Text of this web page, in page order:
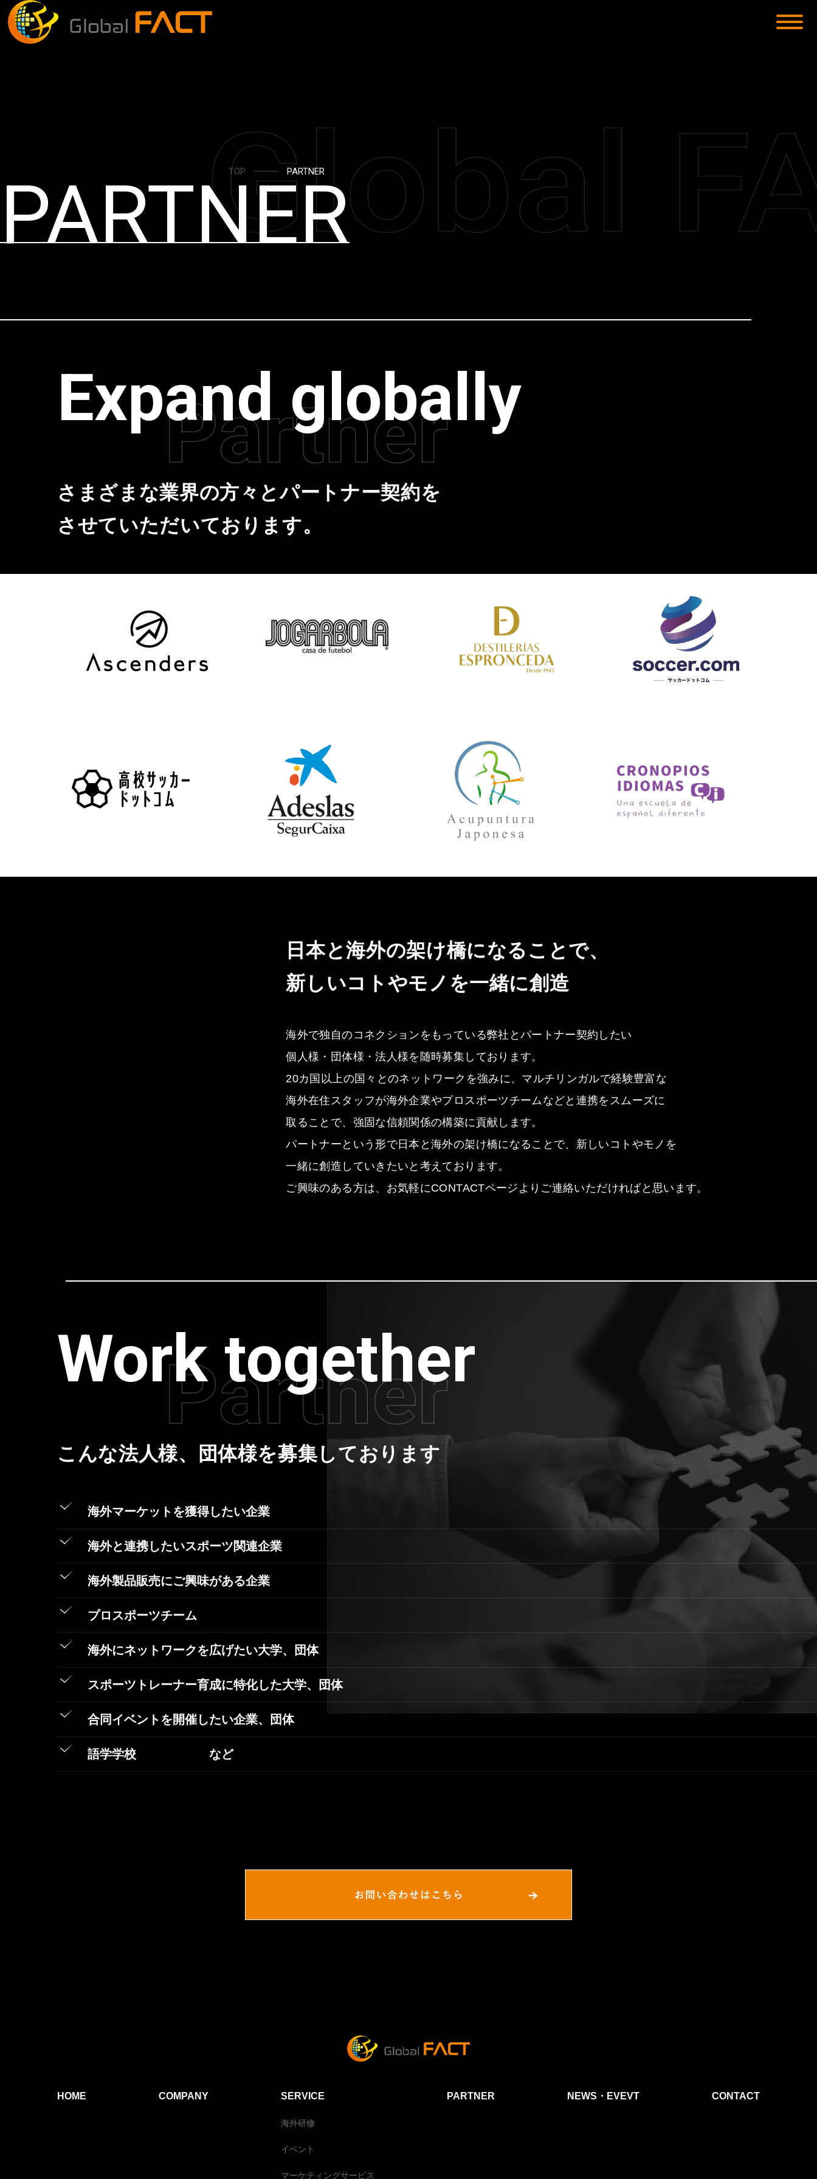
TOP PARTNER
PARTNER
Expand globally
さまざまな業界の方々とパートナー契約を
させていただいております。
日本と海外の架け橋になることで、
新しいコトやモノを一緒に創造
海外で独自のコネクションをもっている弊社とパートナー契約したい
個人様・団体様・法人様を随時募集しております。
20カ国以上の国々とのネットワークを強みに、マルチリンガルで経験豊富な
海外在住スタッフが海外企業やプロスポーツチームなどと連携をスムーズに
取ることで、強固な信頼関係の構築に貢献します。
パートナーという形で日本と海外の架け橋になることで、新しいコトやモノを
一緒に創造していきたいと考えております。
ご興味のある方は、お気軽にCONTACTページよりご連絡いただければと思います。
Work together
こんな法人様、団体様を募集しております
海外マーケットを獲得したい企業
海外と連携したいスポーツ関連企業
海外製品販売にご興味がある企業
プロスポーツチーム
海外にネットワークを広げたい大学、団体
スポーツトレーナー育成に特化した大学、団体
合同イベントを開催したい企業、団体
語学学校 など
HOME COMPANY SERVICE
海外研修
イベント
マーケティングサービス
PARTNER NEWS・EVEVT CONTACT